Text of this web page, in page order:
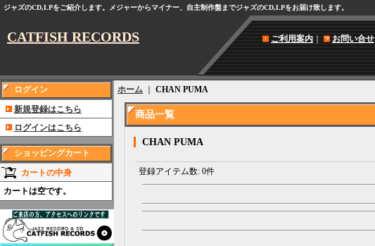
ジャズのCD,LPをご紹介します。メジャーからマイナー、自主制作盤までジャズのCD,LPをお届け致します。
CATFISH RECORDS ご利用案内｜ お問い合せ
ログイン
新規登録はこちら
ログインはこちら
ショッピングカート
カートの中身
カートは空です。
ホーム CHAN PUMA
商品一覧
CHAN PUMA
登録アイテム数: 0件